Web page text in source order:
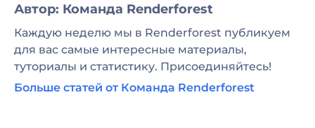
Автор: Команда Renderforest
Каждую неделю мы в Renderforest публикуем
для вас самые интересные материалы,
туториалы и статистику. Присоединяйтесь!
Больше статей от Команда Renderforest